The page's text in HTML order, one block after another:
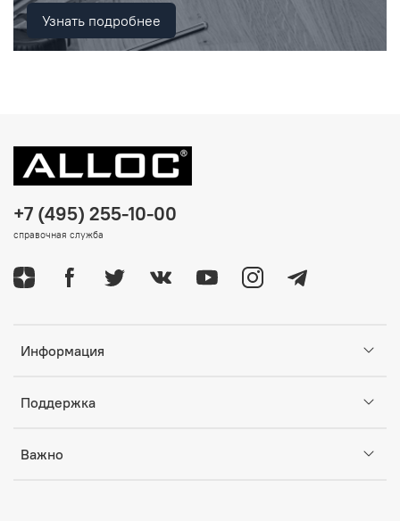
Узнать подробнее
Информация
Поддержка
Важно
+7 (495) 255-10-00
справочная служба